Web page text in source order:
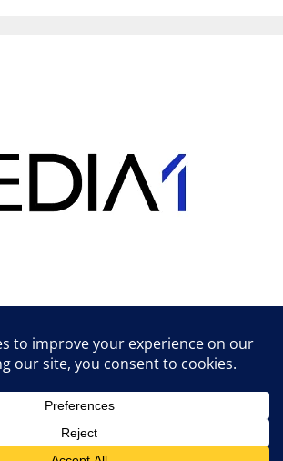
Lifestyle tippek & trükkök
powered by Media1• Készült